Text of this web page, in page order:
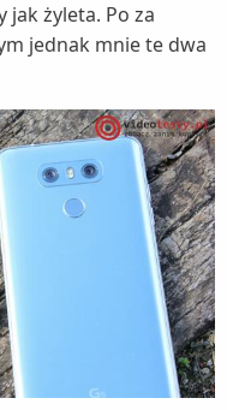
żyleta. Po za
jednak mnie te dwa